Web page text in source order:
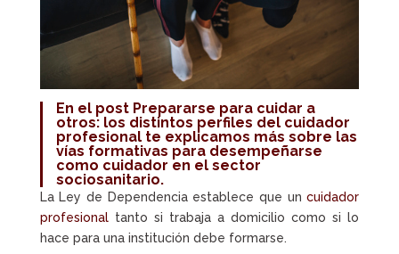
En el post Prepararse para cuidar a
otros: los distintos perfiles del cuidador
profesionalte explicamos más sobre las
vías formativas para desempeñarse
como cuidador en el sector
sociosanitario.
La Ley de Dependencia establece que uncuidador
profesionaltanto si trabaja a domicilio como si lo
hace para una institución debe formarse.